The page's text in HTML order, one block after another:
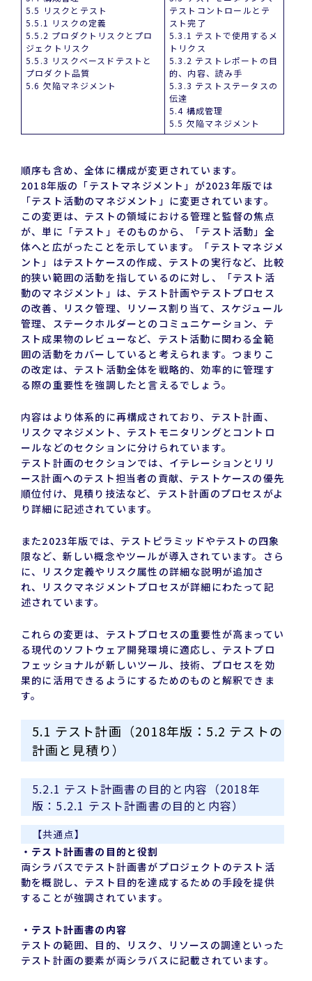
5.5 リスクとテスト
5.5.1 リスクの定義
5.5.2 プロダクトリスクとプロ
ジェクトリスク
5.5.3 リスクベースドテストと
プロダクト品質
5.6 欠陥マネジメント
テストコントロールとテ
スト完了
5.3.1 テストで使用するメ
トリクス
5.3.2 テストレポートの目
的、内容、読み手
5.3.3 テストステータスの
伝達
5.4 構成管理
5.5 欠陥マネジメント
順序も含め、全体に構成が変更されています。
2018年版の「テストマネジメント」が2023年版では
「テスト活動のマネジメント」に変更されています。
この変更は、テストの領域における管理と監督の焦点
が、単に「テスト」そのものから、「テスト活動」全
体へと広がったことを示しています。「テストマネジメ
ント」はテストケースの作成、テストの実行など、比較
的狭い範囲の活動を指しているのに対し、「テスト活
動のマネジメント」は、テスト計画やテストプロセス
の改善、リスク管理、リソース割り当て、スケジュール
管理、ステークホルダーとのコミュニケーション、テ
スト成果物のレビューなど、テスト活動に関わる全範
囲の活動をカバーしていると考えられます。つまりこ
の改定は、テスト活動全体を戦略的、効率的に管理す
る際の重要性を強調したと言えるでしょう。
内容はより体系的に再構成されており、テスト計画、
リスクマネジメント、テストモニタリングとコントロ
ールなどのセクションに分けられています。
テスト計画のセクションでは、イテレーションとリリ
ース計画へのテスト担当者の貢献、テストケースの優先
順位付け、見積り技法など、テスト計画のプロセスがよ
り詳細に記述されています。
また2023年版では、テストピラミッドやテストの四象
限など、新しい概念やツールが導入されています。さら
に、リスク定義やリスク属性の詳細な説明が追加さ
れ、リスクマネジメントプロセスが詳細にわたって記
述されています。
これらの変更は、テストプロセスの重要性が高まってい
る現代のソフトウェア開発環境に適応し、テストプロ
フェッショナルが新しいツール、技術、プロセスを効
果的に活用できるようにするためのものと解釈できま
す。
5.1 テスト計画（2018年版：5.2 テストの
計画と見積り）
5.2.1 テスト計画書の目的と内容（2018年
版：5.2.1 テスト計画書の目的と内容）
【共通点】
・テスト計画書の目的と役割
両シラバスでテスト計画書がプロジェクトのテスト活
動を概説し、テスト目的を達成するための手段を提供
することが強調されています。
・テスト計画書の内容
テストの範囲、目的、リスク、リソースの調達といった
テスト計画の要素が両シラバスに記載されています。